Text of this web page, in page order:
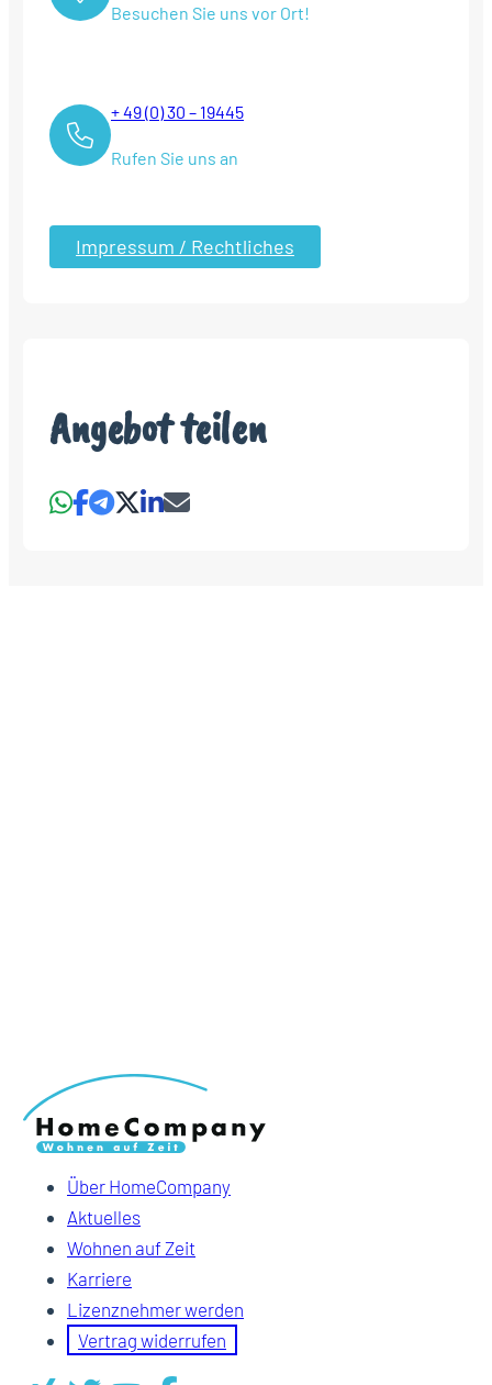
Besuchen Sie uns vor Ort!
+ 49 (0) 30 – 19445
Rufen Sie uns an
Impressum / Rechtliches
Angebot teilen
Über HomeCompany
Aktuelles
Wohnen auf Zeit
Karriere
Lizenznehmer werden
Vertrag widerrufen